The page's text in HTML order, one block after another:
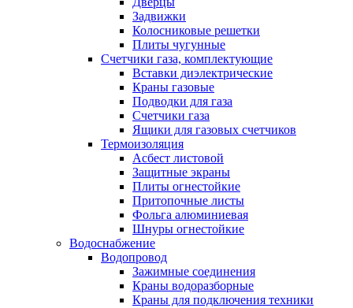
Задвижки
Колосниковые решетки
Плиты чугунные
Счетчики газа, комплектующие
Вставки диэлектрические
Краны газовые
Подводки для газа
Счетчики газа
Ящики для газовых счетчиков
Термоизоляция
Асбест листовой
Защитные экраны
Плиты огнестойкие
Притопочные листы
Фольга алюминиевая
Шнуры огнестойкие
Водоснабжение
Водопровод
Зажимные соединения
Краны водоразборные
Краны для подключения техники